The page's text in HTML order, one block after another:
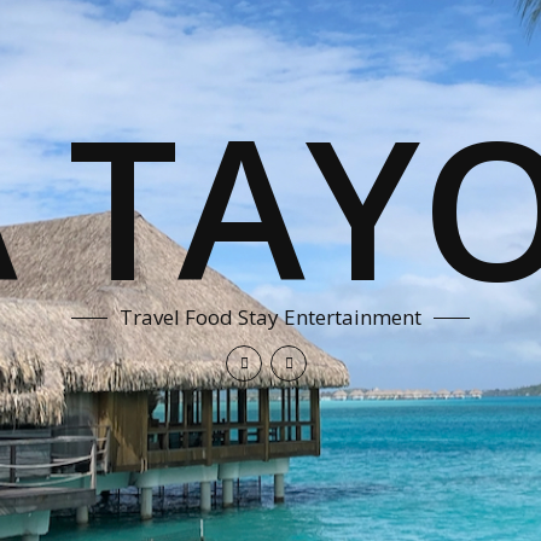
Travel Food Stay Entertainment